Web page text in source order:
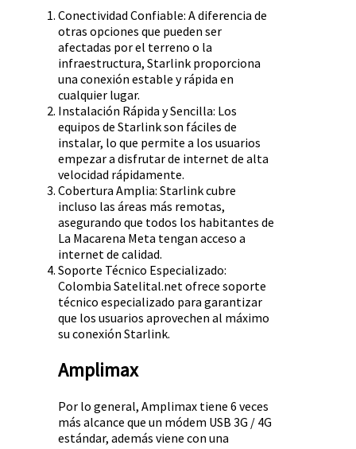
Conectividad Confiable: A diferencia de
otras opciones que pueden ser
afectadas por el terreno o la
infraestructura, Starlink proporciona
una conexión estable y rápida en
cualquier lugar.
Instalación Rápida y Sencilla: Los
equipos de Starlink son fáciles de
instalar, lo que permite a los usuarios
empezar a disfrutar de internet de alta
velocidad rápidamente.
Cobertura Amplia: Starlink cubre
incluso las áreas más remotas,
asegurando que todos los habitantes de
La Macarena Meta tengan acceso a
internet de calidad.
Soporte Técnico Especializado:
Colombia Satelital.net ofrece soporte
técnico especializado para garantizar
que los usuarios aprovechen al máximo
su conexión Starlink.
Amplimax
Por lo general, Amplimax tiene 6 veces
más alcance que un módem USB 3G / 4G
estándar, además viene con una